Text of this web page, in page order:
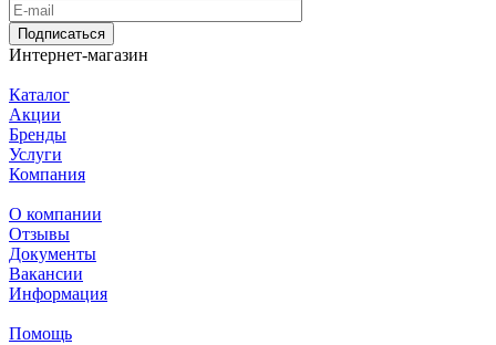
Подписаться
Интернет-магазин
Каталог
Акции
Бренды
Услуги
Компания
О компании
Отзывы
Документы
Вакансии
Информация
Помощь